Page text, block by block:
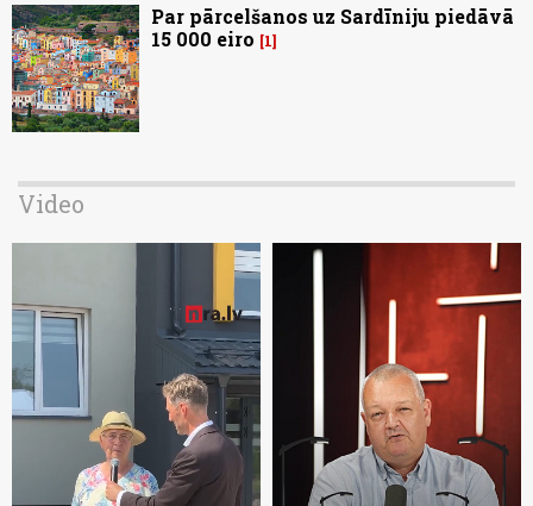
Par pārcelšanos uz Sardīniju piedāvā
15 000 eiro
1
Video